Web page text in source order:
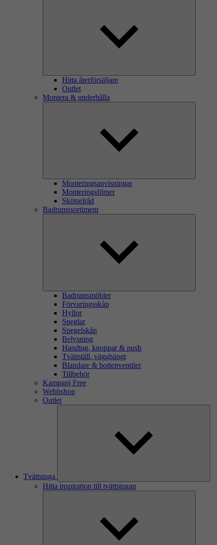
Hitta återförsäljare
Outlet
Montera & underhålla
Monteringsanvisningar
Monteringsfilmer
Skötselråd
Badrumssortiment
Badrumsmöbler
Förvaringsskåp
Hyllor
Speglar
Spegelskåp
Belysning
Handtag, knoppar & push
Tvättställ, vägghängt
Blandare & bottenventiler
Tillbehör
Kampanj Free
Webbshop
Outlet
Tvättstuga
Hitta inspiration till tvättstugan